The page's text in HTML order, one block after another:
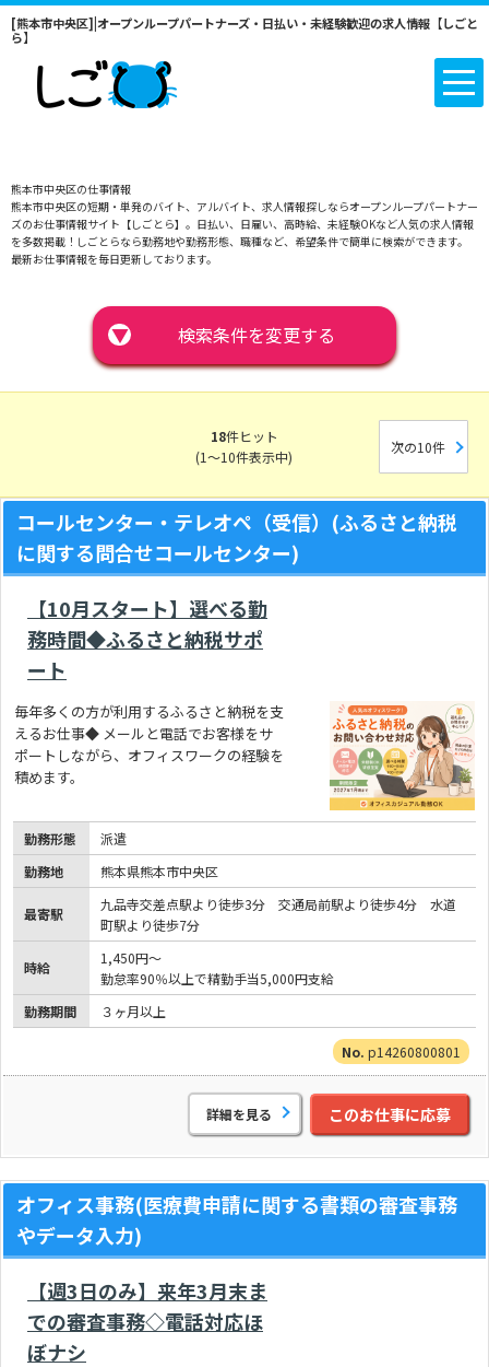
[熊本市中央区]|オープンループパートナーズ・日払い・未経験歓迎の求人情報【しごと
ら】
熊本市中央区の仕事情報
熊本市中央区の短期・単発のバイト、アルバイト、求人情報探しならオープンループパートナー
ズのお仕事情報サイト【しごとら】。日払い、日雇い、高時給、未経験OKなど人気の求人情報
を多数掲載！しごとらなら勤務地や勤務形態、職種など、希望条件で簡単に検索ができます。
最新お仕事情報を毎日更新しております。
▼ 検索条件を変更する
18件ヒット
(1～10件表示中)
次の10件
コールセンター・テレオペ（受信）(ふるさと納税
に関する問合せコールセンター)
【10月スタート】選べる勤
務時間◆ふるさと納税サポ
ート
毎年多くの方が利用するふるさと納税を支
えるお仕事◆ メールと電話でお客様をサ
ポートしながら、オフィスワークの経験を
積めます。
勤務形態
派遣
勤務地
熊本県熊本市中央区
最寄駅
九品寺交差点駅より徒歩3分 交通局前駅より徒歩4分 水道
町駅より徒歩7分
時給
1,450円～
勤怠率90％以上で精勤手当5,000円支給
勤務期間
３ヶ月以上
p14260800801
詳細を見る このお仕事に応募
オフィス事務(医療費申請に関する書類の審査事務
やデータ入力)
【週3日のみ】来年3月末ま
での審査事務◇電話対応ほ
ぼナシ